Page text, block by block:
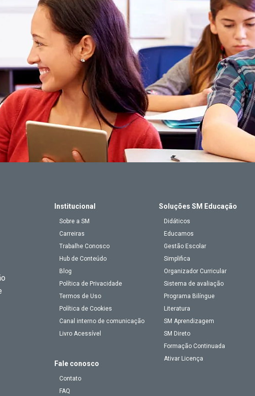
Institucional
Sobre a SM
Carreiras
Trabalhe Conosco
Hub de Conteúdo
Blog
Política de Privacidade
Termos de Uso
Política de Cookies
Canal interno de comunicação
Livro Acessível
Fale conosco
Contato
FAQ
Soluções SM Educação
Didáticos
Educamos
Gestão Escolar
Simplifica
Organizador Curricular
Sistema de avaliação
Programa Bilíngue
Literatura
SM Aprendizagem
SM Direto
Formação Continuada
Ativar Licença